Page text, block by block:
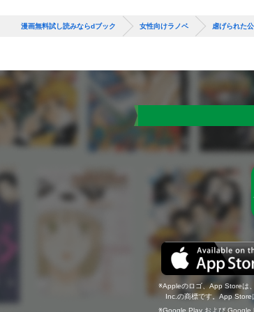
漫画無料試し読みならdブック 女性向けラノベ 虐げられた
Appleのロゴ、App Storeは
Inc.の商標です。App Store
Google Play および Google